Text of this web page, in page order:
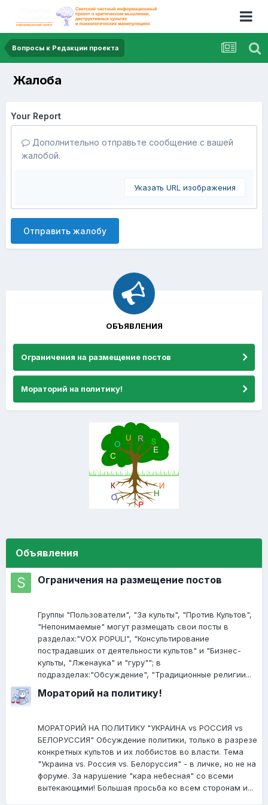
Вопросы к Редакции проекта
Жалоба
Your Report
Дополнительно отправьте сообщение с вашей
жалобой.
Указать URL изображения
Отправить жалобу
ОБЪЯВЛЕНИЯ
Ограничения на размещение постов
Мораторий на политику!
Объявления
Ограничения на размещение постов
Группы "Пользователи", "За культы", "Против Культов",
"Непонимаемые" могут размещать свои посты в
разделах:"VOX POPULI", "Консультирование
пострадавших от деятельности культов" и "Бизнес-
культы, "Лженаука" и "гуру""; в
подразделах:"Обсуждение", "Традиционные религии...
Мораторий на политику!
МОРАТОРИЙ НА ПОЛИТИКУ "УКРАИНА vs РОССИЯ vs
БЕЛОРУССИЯ" Обсуждение политики, только в разрезе
конкретных культов и их лоббистов во власти. Тема
"Украина vs. Россия vs. Белоруссия" - в личке, но не на
форуме. За нарушение "кара небесная" со всеми
вытекающими! Большая просьба ко всем сторонам и...